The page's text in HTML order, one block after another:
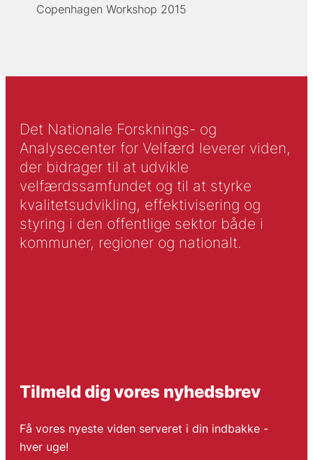
Copenhagen Workshop 2015
Det Nationale Forsknings- og
Analysecenter for Velfærd leverer viden,
der bidrager til at udvikle
velfærdssamfundet og til at styrke
kvalitetsudvikling, effektivisering og
styring i den offentlige sektor både i
kommuner, regioner og nationalt.
Tilmeld dig vores nyhedsbrev
Få vores nyeste viden serveret i din indbakke -
hver uge!